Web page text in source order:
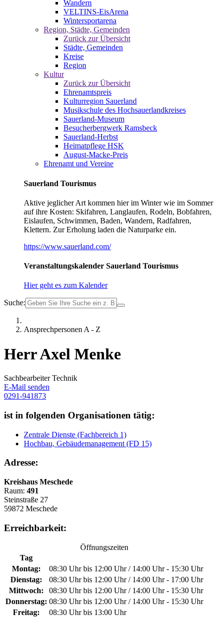
Wandern
VELTINS-EisArena
Wintersportarena
Region, Städte, Gemeinden
Zurück zur Übersicht
Städte, Gemeinden
Kreise
Region
Kultur
Zurück zur Übersicht
Ehrenamtspreis
Kulturregion Sauerland
Musikschule des Hochsauerlandkreises
Sauerland-Museum
Besucherbergwerk Ramsbeck
Sauerland-Herbst
Heimatpflege HSK
August-Macke-Preis
Ehrenamt und Vereine
Sauerland Tourismus
Aktive jeglicher Art kommen hier im Winter wie im Sommer
auf ihre Kosten: Skifahren, Langlaufen, Rodeln, Bobfahren,
Eislaufen, Schwimmen, Baden, Wandern, Radfahren,
Klettern. Zur Erholung laden die Naturparke ein.
https://www.sauerland.com/
Veranstaltungskalender Sauerland Tourismus
Hier geht es zum Kalender
Suche:
Ansprechpersonen A - Z
Herr Axel Menke
Sachbearbeiter Technik
E-Mail senden
0291-941873
ist in folgenden Organisationen tätig:
Zentrale Dienste (Fachbereich 1)
Hochbau, Gebäudemanagement (FD 15)
Adresse:
Kreishaus Meschede
Raum: 491
Steinstraße 27
59872 Meschede
Erreichbarkeit:
Öffnungszeiten
Tag
Montag:
08:30 Uhr bis 12:00 Uhr / 14:00 Uhr - 15:30 Uhr
Dienstag:
08:30 Uhr bis 12:00 Uhr / 14:00 Uhr - 17:00 Uhr
Mittwoch:
08:30 Uhr bis 12:00 Uhr / 14:00 Uhr - 15:30 Uhr
Donnerstag: 08:30 Uhr bis 12:00 Uhr / 14:00 Uhr - 15:30 Uhr
Freitag:
08:30 Uhr bis 13:00 Uhr